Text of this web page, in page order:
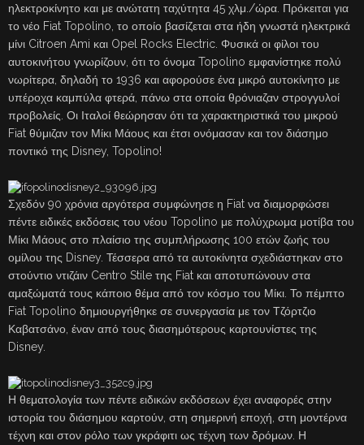
ηλεκτροκίνητο και με ανώτατη ταχύτητα 45 χλμ./ώρα. Πρόκειται για
το νέο Fiat Topolino, το οποίο βασίζεται στα ήδη γνωστά ηλεκτρικά
μίνι Citroen Ami και Opel Rocks Electric. Φυσικά οι φίλοι του
αυτοκινήτου γνωρίζουν, ότι το όνομα Topolino εμφανίστηκε πολύ
νωρίτερα, δηλαδή το 1936 και αφορούσε ένα μικρό αυτοκίνητο με
υπέροχα καμπύλα φτερά, πάνω στα οποία θρόνιαζαν στρογγυλοί
προβολείς. Οι Ιταλοί θεώρησαν ότι τα χαρακτηριστικά του μικρού
Fiat θύμιζαν τον Μίκι Μάους και έτσι ονόμασαν και τον διάσημο
ποντικό της Disney, Topolino!
Σχεδόν 90 χρόνια αργότερα συμφώνησε η Fiat να διαμορφώσει
πέντε ειδικές εκδόσεις του νέου Topolino με πολύχρωμα μοτίβα του
Μίκι Μάους στο πλαίσιο της συμπλήρωσης 100 ετών ζωής του
ομίλου της Disney. Τέσσερα από τα αυτοκίνητα σχεδιάστηκαν στο
στούντιο ντιζάιν Centro Stile της Fiat και αποτυπώνουν στα
αμαξώματά τους κάποιο θέμα από τον κόσμο του Μίκι. Το πέμπτο
Fiat Topolino δημιουργήθηκε σε συνεργασία με τον Τζόρτζιο
Καβατσάνο, έναν από τους διασημότερους καρτουνίστες της
Disney.
Η θεματολογία των πέντε ειδικών εκδόσεων έχει αναφορές στην
ιστορία του διάσημου καρτούν, στη σημερινή εποχή, στη μοντέρνα
τέχνη και στον ρόλο των γκράφιτι ως τέχνη των δρόμων. Η